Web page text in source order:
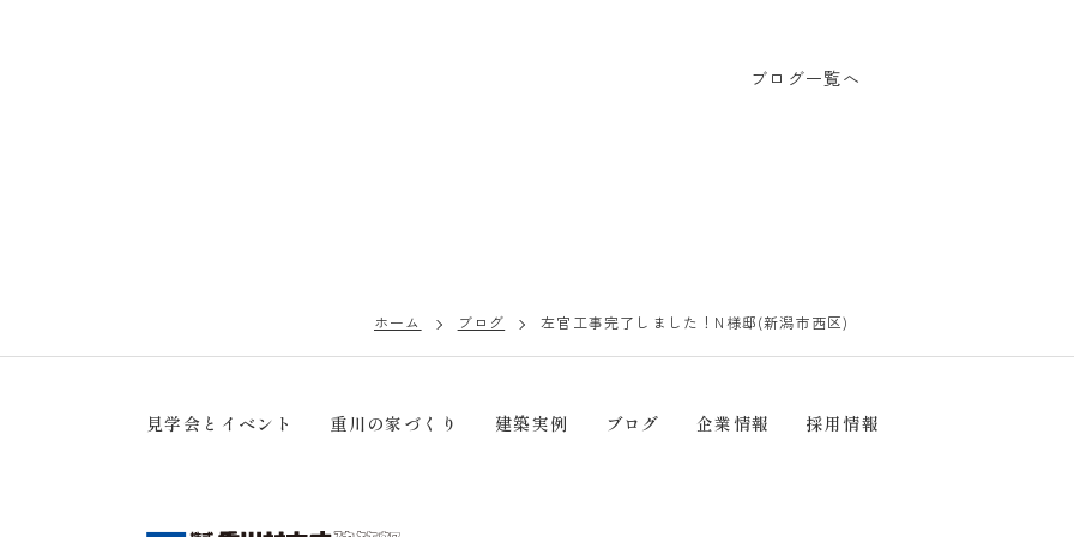
ブログ一覧へ
ホーム ブログ 左官工事完了しました！N様邸(新潟市西区)
見学会とイベント 重川の家づくり 建築実例 ブログ 企業情報 採用情報